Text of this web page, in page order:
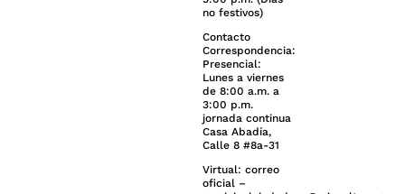
no festivos)
Contacto
Correspondencia:
Presencial:
Lunes a viernes
de 8:00 a.m. a
3:00 p.m.
jornada continua
Casa Abadía,
Calle 8 #8a-31
Virtual: correo
oficial –